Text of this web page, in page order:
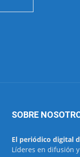
SOBRE
El periódico digital
Líderes en difusión